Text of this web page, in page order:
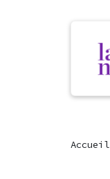
Accueil